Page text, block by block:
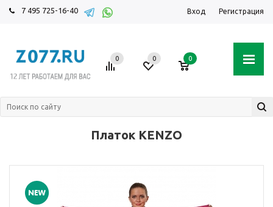
7 495 725-16-40 Вход Регистрация
0 0 0
Платок KENZO